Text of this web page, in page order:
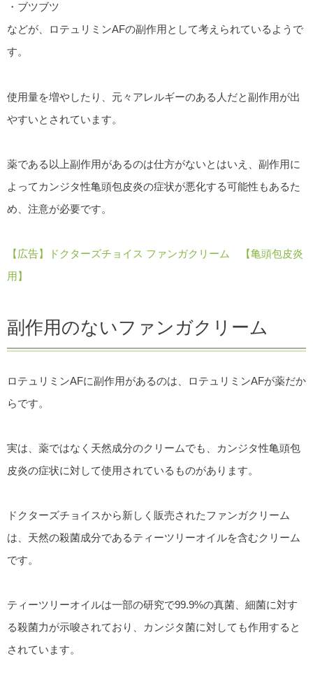
・ブツブツ
などが、ロテュリミンAFの副作用として考えられているようで
す。
使用量を増やしたり、元々アレルギーのある人だと副作用が出
やすいとされています。
薬である以上副作用があるのは仕方がないとはいえ、副作用に
よってカンジタ性亀頭包皮炎の症状が悪化する可能性もあるた
め、注意が必要です。
【広告】ドクターズチョイス ファンガクリーム 【亀頭包皮炎
用】
副作用のないファンガクリーム
ロテュリミンAFに副作用があるのは、ロテュリミンAFが薬だか
らです。
実は、薬ではなく天然成分のクリームでも、カンジタ性亀頭包
皮炎の症状に対して使用されているものがあります。
ドクターズチョイスから新しく販売されたファンガクリーム
は、天然の殺菌成分であるティーツリーオイルを含むクリーム
です。
ティーツリーオイルは一部の研究で99.9%の真菌、細菌に対す
る殺菌力が示唆されており、カンジタ菌に対しても作用すると
されています。